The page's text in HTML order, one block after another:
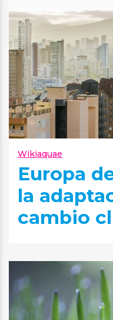
Wikiaquae
Europa
la
cambio